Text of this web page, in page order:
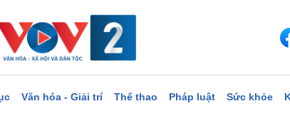
Văn hóa - Giải trí Thể thao Pháp luật Sức khỏe